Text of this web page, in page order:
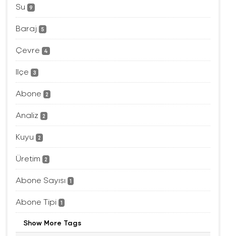
Su 9
Baraj 5
Çevre 4
Ilçe 3
Abone 2
Analiz 2
Kuyu 2
Üretim 2
Abone Sayısı 1
Abone Tipi 1
Show More Tags